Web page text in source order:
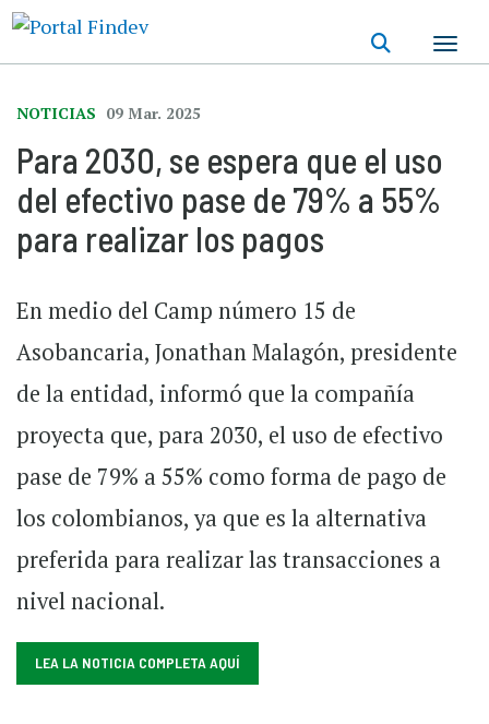
NOTICIAS 09 Mar. 2025
Para 2030, se espera que el uso
del efectivo pase de 79% a 55%
para realizar los pagos
En medio del Camp número 15 de
Asobancaria, Jonathan Malagón, presidente
de la entidad, informó que la compañía
proyecta que, para 2030, el uso de efectivo
pase de 79% a 55% como forma de pago de
los colombianos, ya que es la alternativa
preferida para realizar las transacciones a
nivel nacional.
LEA LA NOTICIA COMPLETA AQUÍ